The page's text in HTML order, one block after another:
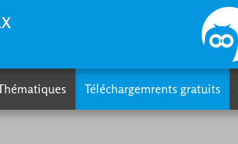
Téléchargemrents gratuits